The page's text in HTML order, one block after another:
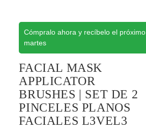
Cómpralo ahora y recíbelo el próximo
martes
FACIAL MASK
APPLICATOR
BRUSHES | SET DE 2
PINCELES PLANOS
FACIALES L3VEL3